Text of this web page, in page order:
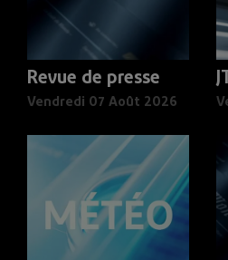
Revue de presse
Vendredi 07 Août 2026